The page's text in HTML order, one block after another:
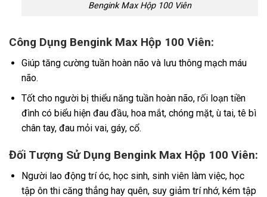
Bengink Max Hộp 100 Viên
Công Dụng Bengink Max Hộp 100 Viên:
Giúp tăng cường tuần hoàn não và lưu thông mạch máu
não.
Tốt cho người bị thiểu năng tuần hoàn não, rối loạn tiền
đình có biểu hiện đau đầu, hoa mắt, chóng mặt, ù tai, tê bì
chân tay, đau mỏi vai, gáy, cổ.
Đối Tượng Sử Dụng Bengink Max Hộp 100 Viên:
Người lao động trí óc, học sinh, sinh viên làm việc, học
tập ôn thi căng thẳng hay quên, suy giảm trí nhớ, kém tập